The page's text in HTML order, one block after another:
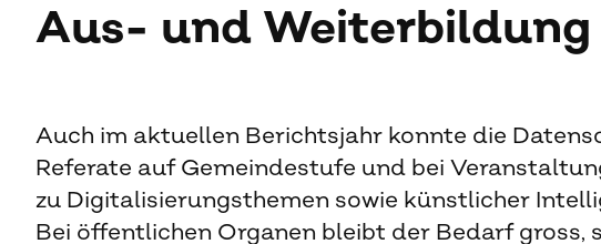
Aus- und Weiterbildung
Auch im aktuellen Berichtsjahr konnte die
Referate auf Gemeindestufe und bei
zu Digitalisierungsthemen sowie künstlicher
Bei öffentlichen Organen bleibt der Bedarf gross,